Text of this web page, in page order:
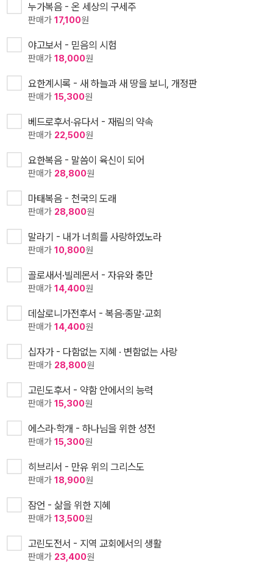
누가복음 - 온 세상의 구세주
판매가 17,100원
야고보서 - 믿음의 시험
판매가 18,000원
요한계시록 - 새 하늘과 새 땅을 보니, 개정판
판매가 15,300원
베드로후서·유다서 - 재림의 약속
판매가 22,500원
요한복음 - 말씀이 육신이 되어
판매가 28,800원
마태복음 - 천국의 도래
판매가 28,800원
말라기 - 내가 너희를 사랑하였노라
판매가 10,800원
골로새서·빌레몬서 - 자유와 충만
판매가 14,400원
데살로니가전후서 - 복음·종말·교회
판매가 14,400원
십자가 - 다함없는 지혜 · 변함없는 사랑
판매가 28,800원
고린도후서 - 약함 안에서의 능력
판매가 15,300원
에스라·학개 - 하나님을 위한 성전
판매가 15,300원
히브리서 - 만유 위의 그리스도
판매가 18,900원
잠언 - 삶을 위한 지혜
판매가 13,500원
고린도전서 - 지역 교회에서의 생활
판매가 23,400원